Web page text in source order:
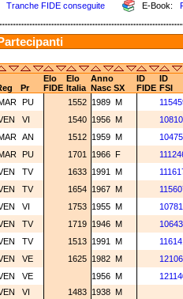
Tranche FIDE conseguite E-Book:
Elo Elo Anno ID
ID
Pr FIDE Italia Nasc SX FIDE FSI
PU 1552 1989 M
VI 1540 1956 M
AN 1512 1959 M
PU 1701 1966 F
TV 1633 1991 M
TV 1654 1967 M
VI 1753 1955 M
TV 1719 1946 M
TV 1513 1991 M
VE 1625 1982 M
VE 1956 M
VI 1483 1938 M